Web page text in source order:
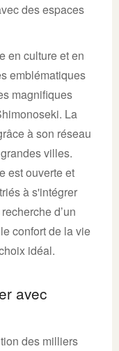
des espaces
en culture et en
emblématiques
magnifiques
La
à son réseau
villes.
est ouverte et
à s'intégrer
d’un
confort de la vie
idéal.
avec
des milliers